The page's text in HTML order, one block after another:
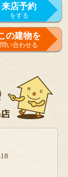
来店予約
をする
来店予約
をする
の建物を
問い合わせる